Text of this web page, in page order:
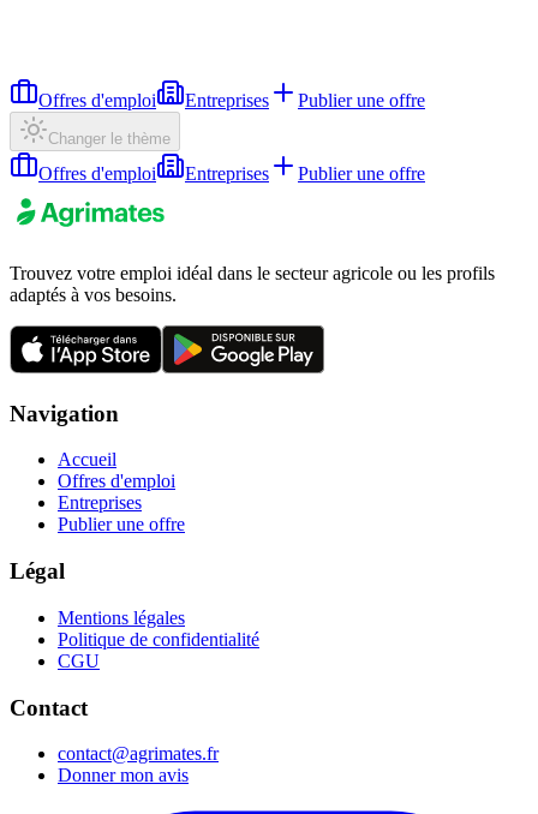
Offres d'emploi Entreprises Publier une offre
Changer le thème
Offres d'emploi Entreprises Publier une offre
Trouvez votre emploi idéal dans le secteur agricole ou les profils
adaptés à vos besoins.
Navigation
Accueil
Offres d'emploi
Entreprises
Publier une offre
Légal
Mentions légales
Politique de confidentialité
CGU
Contact
contact@agrimates.fr
Donner mon avis